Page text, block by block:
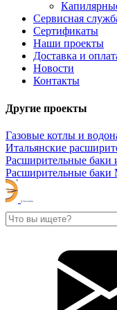
Сервисная
Сертификаты
Наши проекты
Доставка и
Новости
Контакты
Другие проекты
Газовые котлы и
Итальянские
Расширительные баки
Расширительные баки